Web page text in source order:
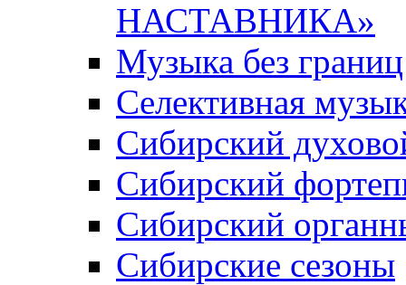
НАСТАВНИКА»
Музыка без границ
Селективная
Сибирский
Сибирский
Сибирский
Сибирские сезоны